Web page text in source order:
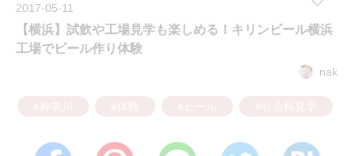
2017-05-11
【横浜】試飲や工場見学も楽しめる！キリンビール横浜
工場でビール作り体験
nak